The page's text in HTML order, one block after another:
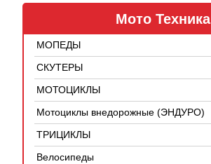
Мото Техника
МОПЕДЫ
СКУТЕРЫ
МОТОЦИКЛЫ
Мотоциклы внедорожные (ЭНДУРО)
ТРИЦИКЛЫ
Велосипеды